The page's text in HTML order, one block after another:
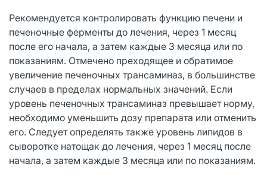
Рекомендуется контролировать функцию печени и
печеночные ферменты до лечения, через 1 месяц
после его начала, а затем каждые 3 месяца или по
показаниям. Отмечено преходящее и обратимое
увеличение печеночных трансаминаз, в большинстве
случаев в пределах нормальных значений. Если
уровень печеночных трансаминаз превышает норму,
необходимо уменьшить дозу препарата или отменить
его. Следует определять также уровень липидов в
сыворотке натощак до лечения, через 1 месяц после
начала, а затем каждые 3 месяца или по показаниям.